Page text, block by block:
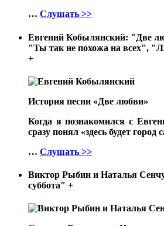
… Слушать >>
Евгений Кобылянский: "Две
"Ты так не похожа на всех",
+
История песни «Две любви»
Когда я познакомился с
сразу понял «здесь будет город
… Слушать >>
Виктор Рыбин и Наталья
суббота" +